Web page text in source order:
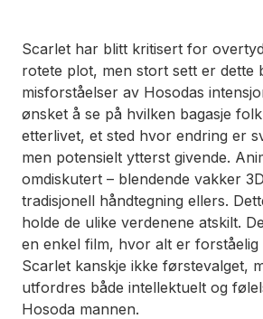
Scarlet har blitt kritisert for
rotete plot, men stort sett er dette
misforståelser av Hosodas
ønsket å se på hvilken bagasje
etterlivet, et sted hvor endring er
men potensielt ytterst givende.
omdiskutert – blendende vakker
tradisjonell håndtegning ellers.
holde de ulike verdenene atskilt.
en enkel film, hvor alt er forståelig
Scarlet kanskje ikke førstevalget,
utfordres både intellektuelt og
Hosoda mannen.